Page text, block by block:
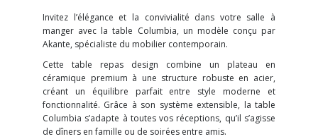
Invitez l’élégance et la convivialité dans votre salle à
manger avec la table Columbia, un modèle conçu par
Akante, spécialiste du mobilier contemporain.
Cette table repas design combine un plateau en
céramique premium à une structure robuste en acier,
créant un équilibre parfait entre style moderne et
fonctionnalité. Grâce à son système extensible, la table
Columbia s’adapte à toutes vos réceptions, qu’il s’agisse
de dîners en famille ou de soirées entre amis.